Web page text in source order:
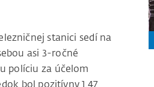
stanici sedí na
asi 3-ročné
políciu za účelom
bol pozitívny 1,47